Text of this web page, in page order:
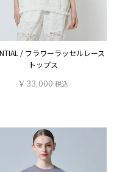
/ フラワーラッセルレース
トップス
¥ 33,000 税込